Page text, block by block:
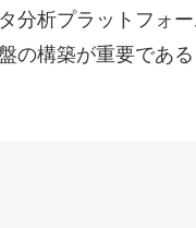
分析プラットフォ
の構築が重要であ